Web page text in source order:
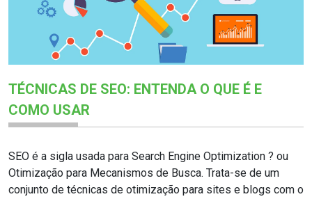
TÉCNICAS DE SEO: ENTENDA O QUE É E
COMO USAR
SEO é a sigla usada para Search Engine Optimization ? ou
Otimização para Mecanismos de Busca. Trata-se de um
conjunto de técnicas de otimização para sites e blogs com o